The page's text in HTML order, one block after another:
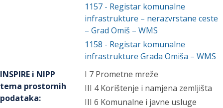
1157 - Registar komunalne
infrastrukture – nerazvrstane ceste
– Grad Omiš – WMS
1158 - Registar komunalne
infrastrukture Grada Omiša – WMS
INSPIRE i NIPP
tema prostornih
podataka:
I 7 Prometne mreže
III 4 Korištenje i namjena zemljišta
III 6 Komunalne i javne usluge